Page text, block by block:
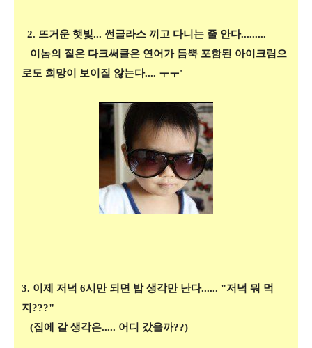
2. 뜨거운 햇빛... 썬글라스 끼고 다니는 줄 안다.........
이놈의 짙은 다크써클은 연어가 듬뿍 포함된 아이크림으
로도 희망이 보이질 않는다.... ㅜㅜ'
3. 이제 저녁 6시만 되면 밥 생각만 난다...... "저녁 뭐 먹
지???"
(집에 갈 생각은..... 어디 갔을까??)